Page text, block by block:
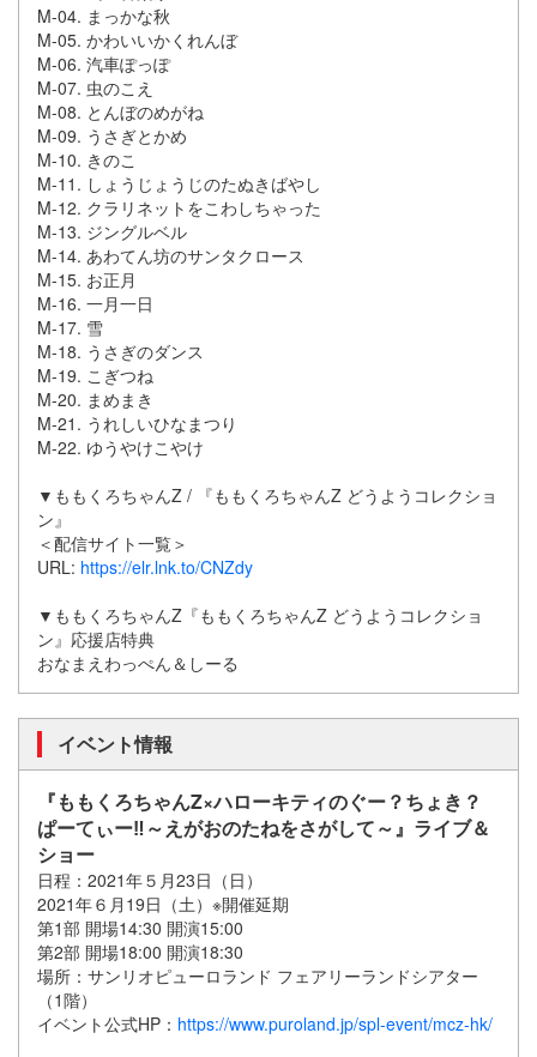
M-04. まっかな秋
M-05. かわいいかくれんぼ
M-06. 汽車ぽっぽ
M-07. 虫のこえ
M-08. とんぼのめがね
M-09. うさぎとかめ
M-10. きのこ
M-11. しょうじょうじのたぬきばやし
M-12. クラリネットをこわしちゃった
M-13. ジングルベル
M-14. あわてん坊のサンタクロース
M-15. お正月
M-16. 一月一日
M-17. 雪
M-18. うさぎのダンス
M-19. こぎつね
M-20. まめまき
M-21. うれしいひなまつり
M-22. ゆうやけこやけ
▼ももくろちゃんZ / 『ももくろちゃんZ どうようコレクショ
ン』
＜配信サイト一覧＞
URL: https://elr.lnk.to/CNZdy
▼ももくろちゃんZ『ももくろちゃんZ どうようコレクショ
ン』応援店特典
おなまえわっぺん＆しーる
イベント情報
『ももくろちゃんZ×ハローキティのぐー？ちょき？
ぱーてぃー‼～えがおのたねをさがして～』ライブ＆
ショー
日程：2021年５月23日（日）
2021年６月19日（土）※開催延期
第1部 開場14:30 開演15:00
第2部 開場18:00 開演18:30
場所：サンリオピューロランド フェアリーランドシアター
（1階）
イベント公式HP： https://www.puroland.jp/spl-event/mcz-hk/